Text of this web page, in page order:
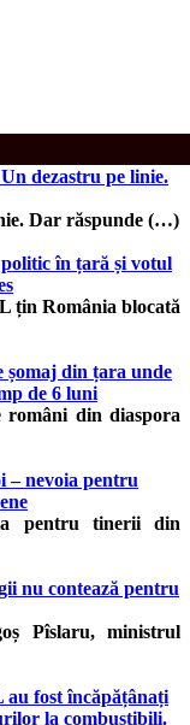
dezastru pe linie.
Dar răspunde (…)
în țară și votul
țin România blocată
șomaj din țara unde
de 6 luni
români din diaspora
– nevoia pentru
pentru tinerii din
nu contează pentru
Pîslaru, ministrul
au fost încăpățânați
la combustibili.